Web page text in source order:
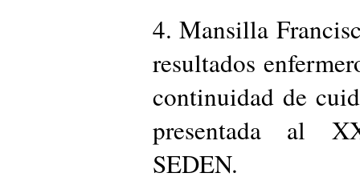
4. Mansilla
resultados
continuidad de
presentada al
SEDEN.